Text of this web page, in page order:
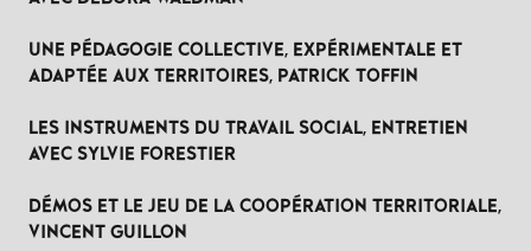
UNE PÉDAGOGIE COLLECTIVE, EXPÉRIMENTALE ET
ADAPTÉE AUX TERRITOIRES, PATRICK TOFFIN
LES INSTRUMENTS DU TRAVAIL SOCIAL, ENTRETIEN
AVEC SYLVIE FORESTIER
DÉMOS ET LE JEU DE LA COOPÉRATION TERRITORIALE,
VINCENT GUILLON